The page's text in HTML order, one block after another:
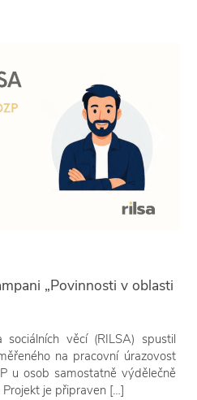
„Povinnosti v oblasti
věcí (RILSA) spustil
na pracovní úrazovost
u osob samostatně výdělečně
je připraven […]